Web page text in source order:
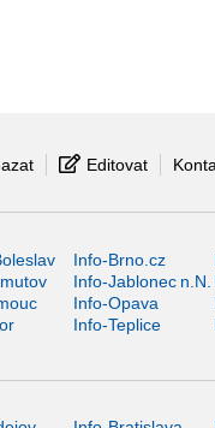
Editovat
Info-Brno.cz
Info-Jablonec n.N.
Info-Opava
Info-Teplice